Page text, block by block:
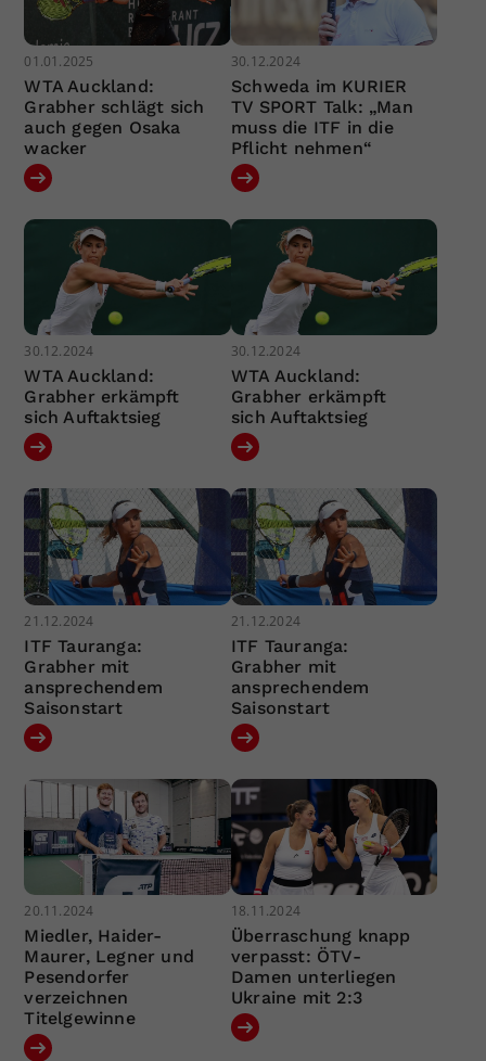
01.01.2025
WTA Auckland:
Grabher schlägt sich
auch gegen Osaka
wacker
30.12.2024
Schweda im KURIER
TV SPORT Talk: „Man
muss die ITF in die
Pflicht nehmen“
30.12.2024
WTA Auckland:
Grabher erkämpft
sich Auftaktsieg
30.12.2024
WTA Auckland:
Grabher erkämpft
sich Auftaktsieg
21.12.2024
ITF Tauranga:
Grabher mit
ansprechendem
Saisonstart
21.12.2024
ITF Tauranga:
Grabher mit
ansprechendem
Saisonstart
20.11.2024
Miedler, Haider-
Maurer, Legner und
Pesendorfer
verzeichnen
Titelgewinne
18.11.2024
Überraschung knapp
verpasst: ÖTV-
Damen unterliegen
Ukraine mit 2:3